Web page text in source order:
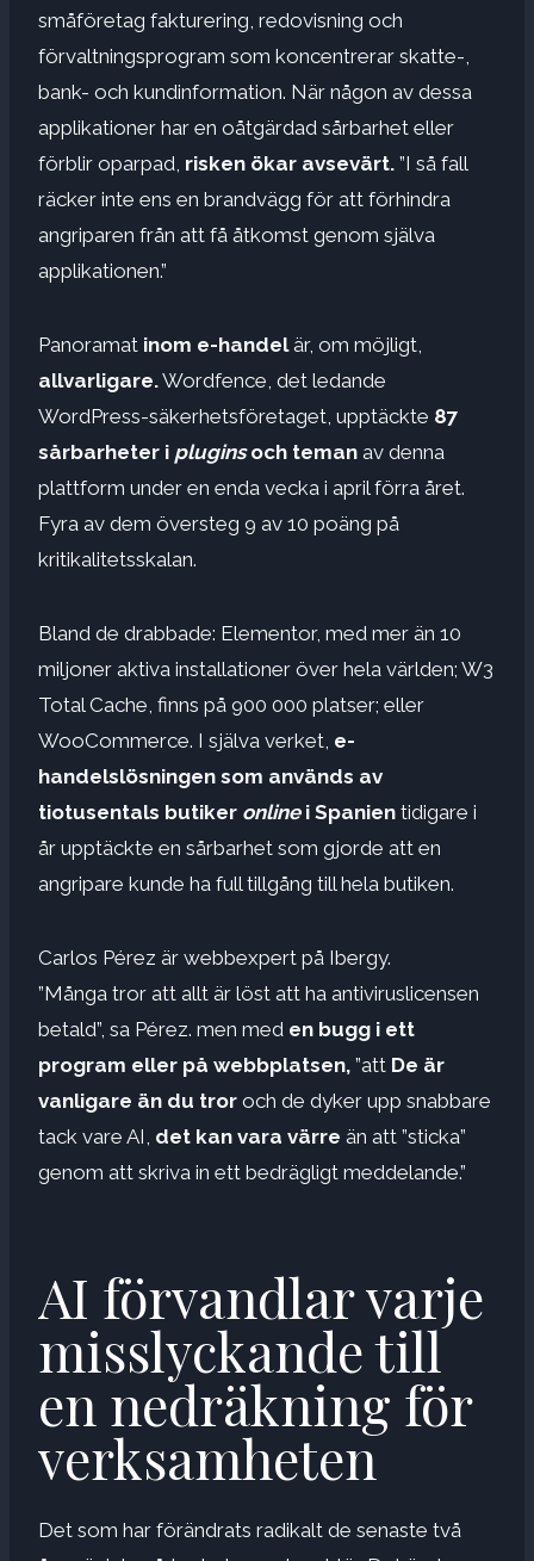
småföretag fakturering, redovisning och
förvaltningsprogram som koncentrerar skatte-,
bank- och kundinformation. När någon av dessa
applikationer har en oåtgärdad sårbarhet eller
förblir oparpad, risken ökar avsevärt. ”I så fall
räcker inte ens en brandvägg för att förhindra
angriparen från att få åtkomst genom själva
applikationen.”
Panoramat inom e-handelär, om möjligt,
allvarligare.Wordfence, det ledande
WordPress-säkerhetsföretaget, upptäckte 87
sårbarheter i pluginsoch teman av denna
plattform under en enda vecka i april förra året.
Fyra av dem översteg 9 av 10 poäng på
kritikalitetsskalan.
Bland de drabbade: Elementor, med mer än 10
miljoner aktiva installationer över hela världen; W3
Total Cache, finns på 900 000 platser; eller
WooCommerce. I själva verket, e-
handelslösningen som används av
tiotusentals butiker onlinei Spanien tidigare i
år upptäckte en sårbarhet som gjorde att en
angripare kunde ha full tillgång till hela butiken.
Carlos Pérez är webbexpert på Ibergy.
”Många tror att allt är löst att ha antiviruslicensen
betald”, sa Pérez. men med en bugg i ett
program eller på webbplatsen, ”att De är
vanligare än du tror och de dyker upp snabbare
tack vare AI, det kan vara värre än att ”sticka”
genom att skriva in ett bedrägligt meddelande.”
AI förvandlar varje
misslyckande till
en nedräkning för
verksamheten
Det som har förändrats radikalt de senaste två